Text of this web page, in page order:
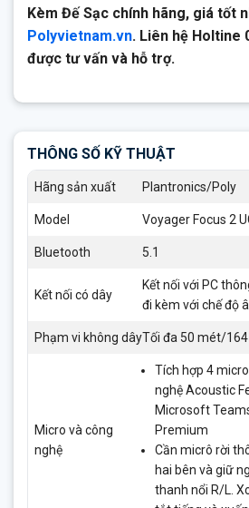
Kèm Đế Sạc chính hãng, giá tốt
Polyvietnam.vn. Liên hệ Holtine
được tư vấn và hỗ trợ.
THÔNG SỐ KỸ THUẬT
Hãng sản xuất Plantronics/Poly
Model Voyager Focus 2
Bluetooth 5.1
Kết nối có dây
Kết nối với PC
đi kèm với chế độ
Phạm vi không dâyTối đa 50 mét/
Micro và công
nghệ
Tích hợp 4
nghệ Acoustic
Microsoft
Premium
Cần micrô rời
hai bên và giữ
thanh nổi R/L.